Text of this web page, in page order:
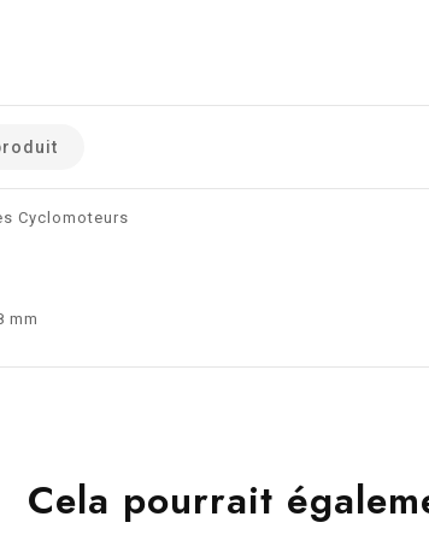
Cyclomoteurs
mm
Cela pourrait